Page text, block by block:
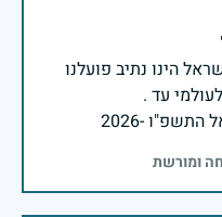
הינו נתיב פועלנו
-2026
ומורשת